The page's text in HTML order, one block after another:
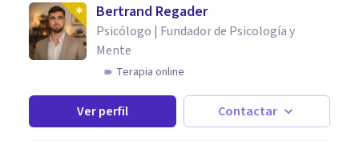
Bertrand Regader
Psicólogo | Fundador de Psicología y
Mente
Terapia online
Ver perfil Contactar